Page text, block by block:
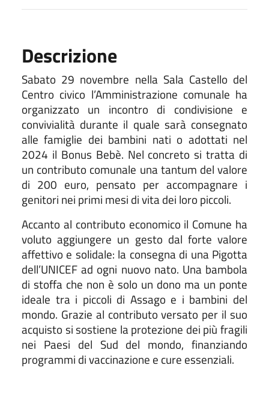
Descrizione
Sabato 29 novembre nella Sala Castello del
Centro civico l’Amministrazione comunale ha
organizzato un incontro di condivisione e
convivialità durante il quale sarà consegnato
alle famiglie dei bambini nati o adottati nel
2024 il Bonus Bebè. Nel concreto si tratta di
un contributo comunale una tantum del valore
di 200 euro, pensato per accompagnare i
genitori nei primi mesi di vita dei loro piccoli.
Accanto al contributo economico il Comune ha
voluto aggiungere un gesto dal forte valore
affettivo e solidale: la consegna di una Pigotta
dell’UNICEF ad ogni nuovo nato. Una bambola
di stoffa che non è solo un dono ma un ponte
ideale tra i piccoli di Assago e i bambini del
mondo. Grazie al contributo versato per il suo
acquisto si sostiene la protezione dei più fragili
nei Paesi del Sud del mondo, finanziando
programmi di vaccinazione e cure essenziali.